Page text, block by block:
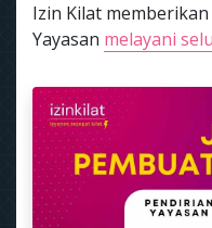
Izin Kilat
Yayasan melayani